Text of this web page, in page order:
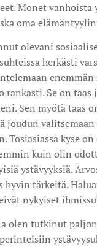
Monet
oma
olevani
herkästi
rankasti. Se on
Sen myötä taas
joudun
Tosiasiassa kyse
kuin olin
ystävyyksiä.
hyvin tärkeitä.
nykyiset
olen tutkinut